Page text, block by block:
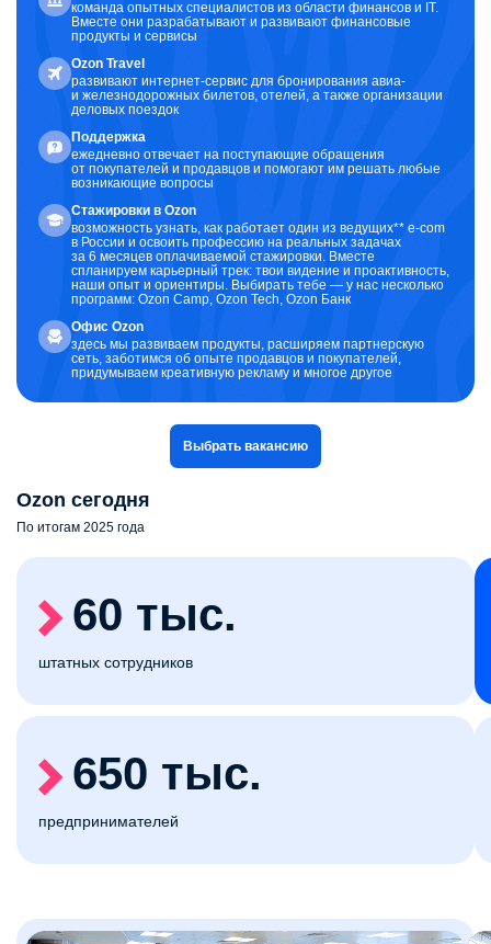
команда опытных специалистов из области финансов и IT.
Вместе они разрабатывают и развивают финансовые
продукты и сервисы
Ozon Travel
развивают интернет-сервис для бронирования авиа-
и железнодорожных билетов, отелей, а также организации
деловых поездок
Поддержка
ежедневно отвечает на поступающие обращения
от покупателей и продавцов и помогают им решать любые
возникающие вопросы
Стажировки в Ozon
возможность узнать, как работает один из ведущих** e-com
в России и освоить профессию на реальных задачах
за 6 месяцев оплачиваемой стажировки. Вместе
спланируем карьерный трек: твои видение и проактивность,
наши опыт и ориентиры. Выбирать тебе — у нас несколько
программ: Ozon Camp, Ozon Tech, Ozon Банк
Офис Ozon
здесь мы развиваем продукты, расширяем партнерскую
сеть, заботимся об опыте продавцов и покупателей,
придумываем креативную рекламу и многое другое
Выбрать вакансию
Ozon сегодня
По итогам 2025 года
60 тыс.
штатных сотрудников
650 тыс.
предпринимателей